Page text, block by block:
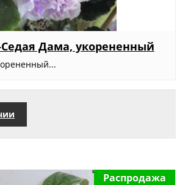
Дама, укорененный
Распродажа